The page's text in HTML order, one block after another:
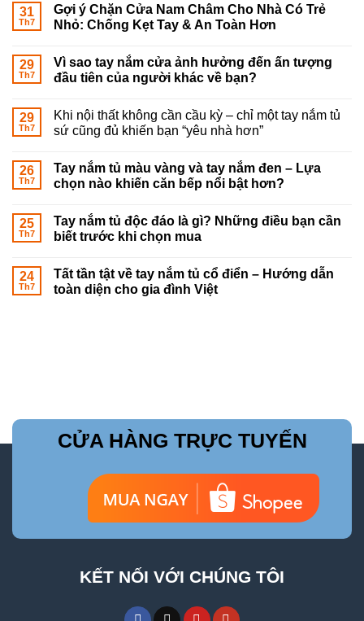
31
Th7
Gợi ý Chặn Cửa Nam Châm Cho Nhà Có Trẻ
Nhỏ: Chống Kẹt Tay & An Toàn Hơn
29
Th7
Vì sao tay nắm cửa ảnh hưởng đến ấn tượng
đầu tiên của người khác về bạn?
29
Th7
Khi nội thất không cần cầu kỳ – chỉ một tay nắm tủ
sứ cũng đủ khiến bạn “yêu nhà hơn”
26
Th7
Tay nắm tủ màu vàng và tay nắm đen – Lựa
chọn nào khiến căn bếp nổi bật hơn?
25
Th7
Tay nắm tủ độc đáo là gì? Những điều bạn cần
biết trước khi chọn mua
24
Th7
Tất tần tật về tay nắm tủ cổ điển – Hướng dẫn
toàn diện cho gia đình Việt
CỬA HÀNG TRỰC TUYẾN
KẾT NỐI VỚI CHÚNG TÔI